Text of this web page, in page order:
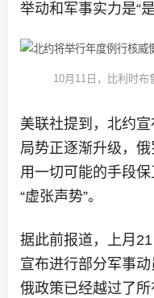
举动和军事实力是“
10月11日，比利时
美联社提到，北约
局势正逐渐升级，
用一切可能的手段
“虚张声势”。
据此前报道，上月
宣布进行部分军事
俄政策已经越过了所